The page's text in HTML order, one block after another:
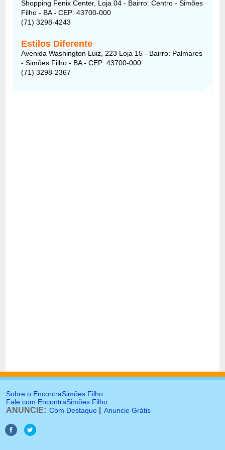
Shopping Fenix Center, Loja 04 - Bairro: Centro - Simões
Filho - BA - CEP: 43700-000
(71) 3298-4243
Estilos Diferente
Avenida Washington Luiz, 223 Loja 15 - Bairro: Palmares
- Simões Filho - BA - CEP: 43700-000
(71) 3298-2367
Sobre o EncontraSimões Filho
Fale com EncontraSimões Filho
ANUNCIE: Com Destaque Anuncie Grátis